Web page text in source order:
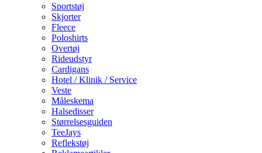
Sportstøj
Skjorter
Fleece
Poloshirts
Overtøj
Rideudstyr
Cardigans
Hotel / Klinik / Service
Veste
Måleskema
Halsedisser
Størrelsesguiden
TeeJays
Reflekstøj